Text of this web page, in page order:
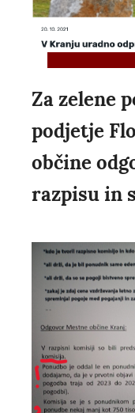
Za zelene
podjetje
občine
razpisu in